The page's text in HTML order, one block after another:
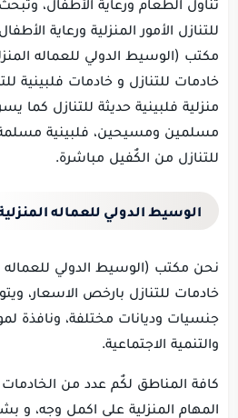
للتنازل الأمور المنزلية ورعاية
مكتب (الوسيط الدولي للعماله
خادمات للتنازل و خادمات فلبينية
منزلية فلبينية حديثة للتنازل كما
مسلمين ومسيحين، فلبينية
للتنازل من الكٌفيل مباشرة.
الوسيط الدولي للعماله
نحن مكتب (الوسيط الدولي للعماله
خادمات للتنازل بارخص الاسعار،
جنسيات وديانات مختلفة، ونافذة
والتنمية الاجتماعية.
كافة المناطق لكٌم عدد من الخادمات
المهام المنزلية على اكمل وجه، و